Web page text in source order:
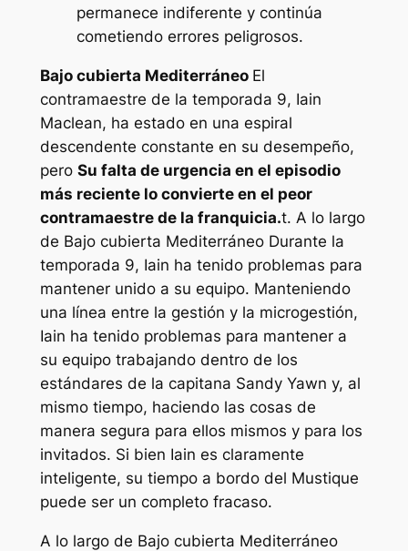
permanece indiferente y continúa
cometiendo errores peligrosos.
Bajo cubierta Mediterráneo El
contramaestre de la temporada 9, Iain
Maclean, ha estado en una espiral
descendente constante en su desempeño,
pero Su falta de urgencia en el episodio
más reciente lo convierte en el peor
contramaestre de la franquicia.t. A lo largo
de Bajo cubierta Mediterráneo Durante la
temporada 9, Iain ha tenido problemas para
mantener unido a su equipo. Manteniendo
una línea entre la gestión y la microgestión,
Iain ha tenido problemas para mantener a
su equipo trabajando dentro de los
estándares de la capitana Sandy Yawn y, al
mismo tiempo, haciendo las cosas de
manera segura para ellos mismos y para los
invitados. Si bien Iain es claramente
inteligente, su tiempo a bordo del Mustique
puede ser un completo fracaso.
A lo largo de Bajo cubierta Mediterráneo